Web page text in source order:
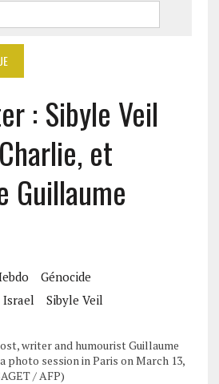
: Sibyle Veil
et
Guillaume
Génocide
Israel Sibyle Veil
writer and humourist Guillaume
photo session in Paris on March 13,
/ AFP)